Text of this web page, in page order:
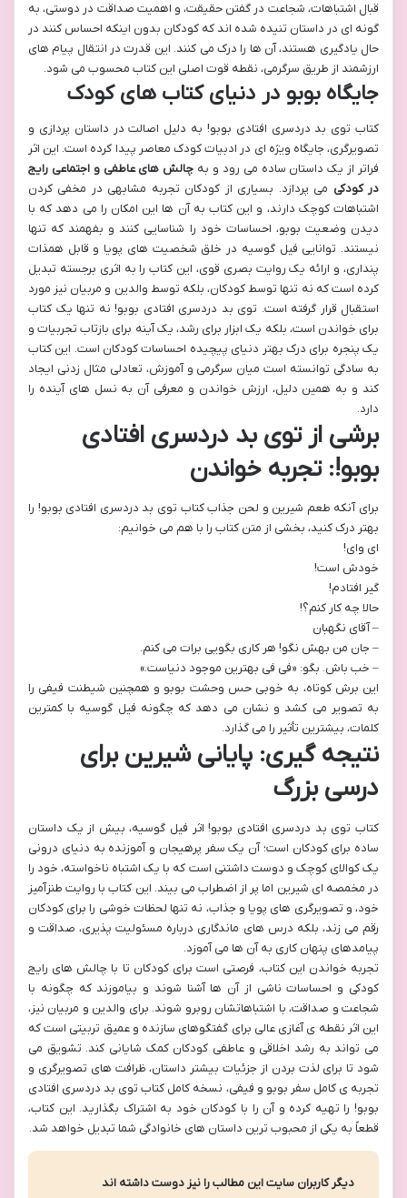
قبال اشتباهات، شجاعت در گفتن حقیقت، و اهمیت صداقت در دوستی، به
گونه ای در داستان تنیده شده اند که کودکان بدون اینکه احساس کنند در
حال یادگیری هستند، آن ها را درک می کنند. این قدرت در انتقال پیام های
ارزشمند از طریق سرگرمی، نقطه قوت اصلی این کتاب محسوب می شود.
جایگاه بوبو در دنیای کتاب های کودک
کتاب توی بد دردسری افتادی بوبو! به دلیل اصالت در داستان پردازی و
تصویرگری، جایگاه ویژه ای در ادبیات کودک معاصر پیدا کرده است. این اثر
فراتر از یک داستان ساده می رود و به چالش های عاطفی و اجتماعی رایج
در کودکی می پردازد. بسیاری از کودکان تجربه مشابهی در مخفی کردن
اشتباهات کوچک دارند، و این کتاب به آن ها این امکان را می دهد که با
دیدن وضعیت بوبو، احساسات خود را شناسایی کنند و بفهمند که تنها
نیستند. توانایی فیل گوسیه در خلق شخصیت های پویا و قابل همذات
پنداری، و ارائه یک روایت بصری قوی، این کتاب را به اثری برجسته تبدیل
کرده است که نه تنها توسط کودکان، بلکه توسط والدین و مربیان نیز مورد
استقبال قرار گرفته است. توی بد دردسری افتادی بوبو! نه تنها یک کتاب
برای خواندن است، بلکه یک ابزار برای رشد، یک آینه برای بازتاب تجربیات و
یک پنجره برای درک بهتر دنیای پیچیده احساسات کودکان است. این کتاب
به سادگی توانسته است میان سرگرمی و آموزش، تعادلی مثال زدنی ایجاد
کند و به همین دلیل، ارزش خواندن و معرفی آن به نسل های آینده را
دارد.
برشی از توی بد دردسری افتادی
بوبو!: تجربه خواندن
برای آنکه طعم شیرین و لحن جذاب کتاب توی بد دردسری افتادی بوبو! را
بهتر درک کنید، بخشی از متن کتاب را با هم می خوانیم:
ای وای!
خودش است!
گیر افتادم!
حالا چه کار کنم؟!
– آقای نگهبان
– جان من بهش نگو! هر کاری بگویی برات می کنم.
– خب باش. بگو: «فی فی بهترین موجود دنیاست.»
این برش کوتاه، به خوبی حس وحشت بوبو و همچنین شیطنت فیفی را
به تصویر می کشد و نشان می دهد که چگونه فیل گوسیه با کمترین
کلمات، بیشترین تأثیر را می گذارد.
نتیجه گیری: پایانی شیرین برای
درسی بزرگ
کتاب توی بد دردسری افتادی بوبو! اثر فیل گوسیه، بیش از یک داستان
ساده برای کودکان است؛ آن یک سفر پرهیجان و آموزنده به دنیای درونی
یک کوالای کوچک و دوست داشتنی است که با یک اشتباه ناخواسته، خود را
در مخمصه ای شیرین اما پر از اضطراب می بیند. این کتاب با روایت طنزآمیز
خود، و تصویرگری های پویا و جذاب، نه تنها لحظات خوشی را برای کودکان
رقم می زند، بلکه درس های ماندگاری درباره مسئولیت پذیری، صداقت و
پیامدهای پنهان کاری به آن ها می آموزد.
تجربه خواندن این کتاب، فرصتی است برای کودکان تا با چالش های رایج
کودکی و احساسات ناشی از آن ها آشنا شوند و بیاموزند که چگونه با
شجاعت و صداقت، با اشتباهاتشان روبرو شوند. برای والدین و مربیان نیز،
این اثر نقطه ی آغازی عالی برای گفتگوهای سازنده و عمیق تربیتی است که
می تواند به رشد اخلاقی و عاطفی کودکان کمک شایانی کند. تشویق می
شود تا برای لذت بردن از جزئیات بیشتر داستان، ظرافت های تصویرگری و
تجربه ی کامل سفر بوبو و فیفی، نسخه کامل کتاب توی بد دردسری افتادی
بوبو! را تهیه کرده و آن را با کودکان خود به اشتراک بگذارید. این کتاب،
قطعاً به یکی از محبوب ترین داستان های خانوادگی شما تبدیل خواهد شد.
دیگر کاربران سایت این مطالب را نیز دوست داشته اند